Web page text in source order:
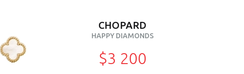
CHOPARD
HAPPY DIAMONDS
$3 200